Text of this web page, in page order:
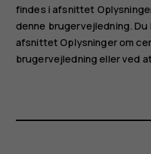
findes i afsnittet
denne brugervejledning.
afsnittet Oplysninger om
brugervejledning eller ved